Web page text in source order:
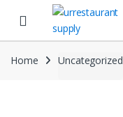
navigation
content
Home Uncategorized